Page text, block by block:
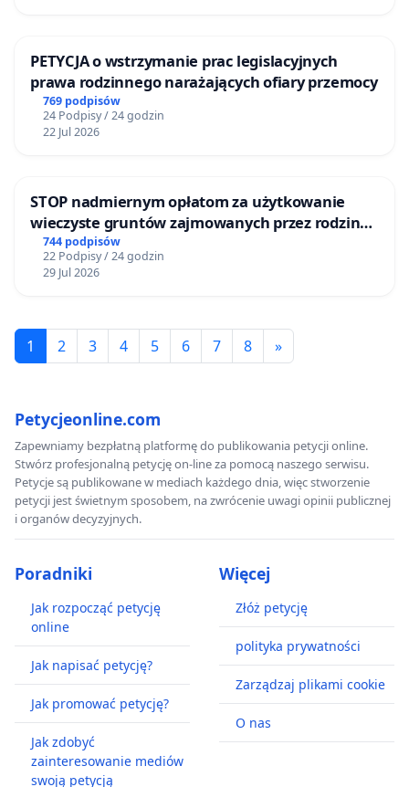
PETYCJA o wstrzymanie prac legislacyjnych
prawa rodzinnego narażających ofiary przemocy
769 podpisów
24 Podpisy / 24 godzin
22 Jul 2026
STOP nadmiernym opłatom za użytkowanie
wieczyste gruntów zajmowanych przez rodzinne
ogrody działkowe.
744 podpisów
22 Podpisy / 24 godzin
29 Jul 2026
1 2 3 4 5 6 7 8 »
Petycjeonline.com
Zapewniamy bezpłatną platformę do publikowania petycji online.
Stwórz profesjonalną petycję on-line za pomocą naszego serwisu.
Petycje są publikowane w mediach każdego dnia, więc stworzenie
petycji jest świetnym sposobem, na zwrócenie uwagi opinii publicznej
i organów decyzyjnych.
Poradniki
Jak rozpocząć petycję
online
Jak napisać petycję?
Jak promować petycję?
Jak zdobyć
zainteresowanie mediów
swoją petycją
Więcej
Złóż petycję
polityka prywatności
Zarządzaj plikami cookie
O nas